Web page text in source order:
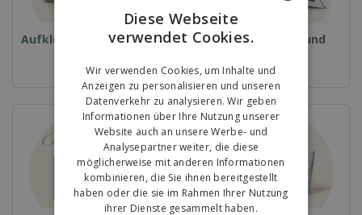
Aufkleber
Magazine, Bücher und
ENGLISH
Diese Webseite
verwendet Cookies.
Wir verwenden Cookies, um Inhalte und
Anzeigen zu personalisieren und unseren
Datenverkehr zu analysieren. Wir geben
Informationen über Ihre Nutzung unserer
Website auch an unsere Werbe- und
Analysepartner weiter, die diese
möglicherweise mit anderen Informationen
kombinieren, die Sie ihnen bereitgestellt
haben oder die sie im Rahmen Ihrer Nutzung
ihrer Dienste gesammelt haben.